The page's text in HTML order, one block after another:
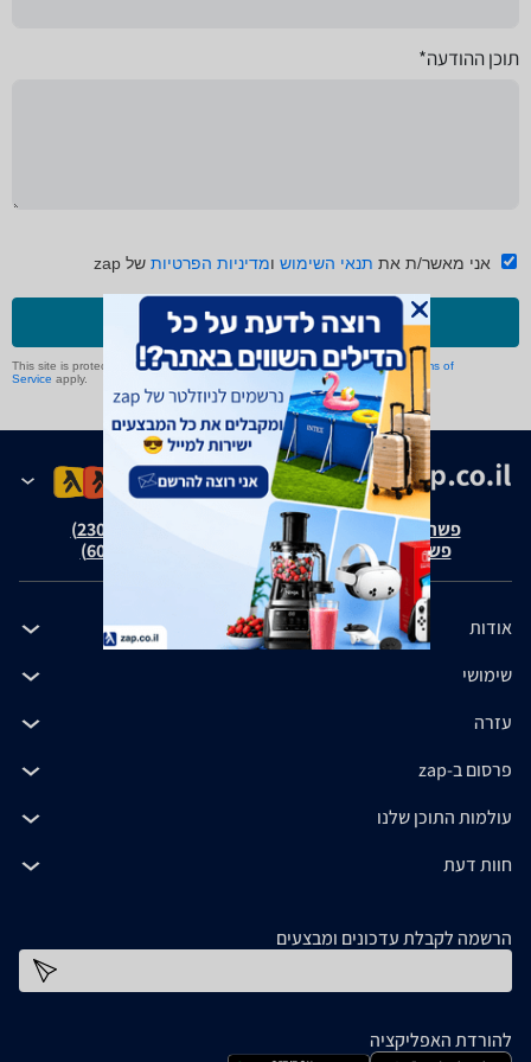
תוכן ההודעה*
אני מאשר/ת את תנאי השימוש ומדיניות הפרטיות של zap
שליחה
This site is protected by reCAPTCHA and the GooglePrivacy Policyand Terms of
Service apply.
פשרה בת"צ אבנצ'יק נ' זאפ גרופ (ת"צ 23008-08-20)
פשרה בת"צ כהנים נ' זאפ גרופ (ת"צ 60371-12-19)
אודות
שימושי
עזרה
פרסום ב-zap
עולמות התוכן שלנו
חוות דעת
הרשמה לקבלת עדכונים ומבצעים
להורדת האפליקציה